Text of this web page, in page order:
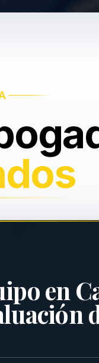
en